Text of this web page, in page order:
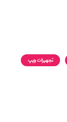
تجهیزات ویپ